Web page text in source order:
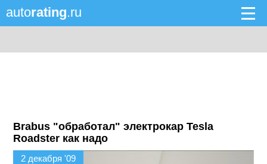
autorating.ru
Brabus "обработал" электрокар Tesla
Roadster как надо
2 декабря '09